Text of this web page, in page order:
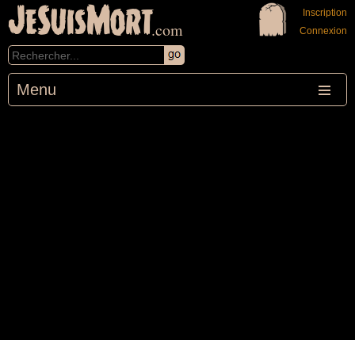
JeSuisMort.com
Menu
Inscription
Connexion